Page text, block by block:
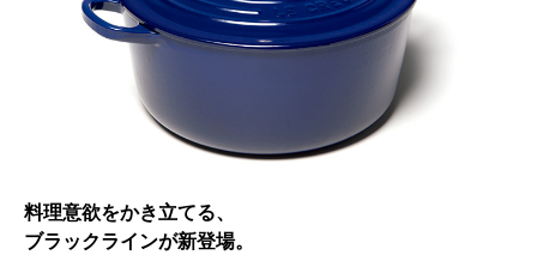
料理意欲をかき立てる、
ブラックラインが新登場。